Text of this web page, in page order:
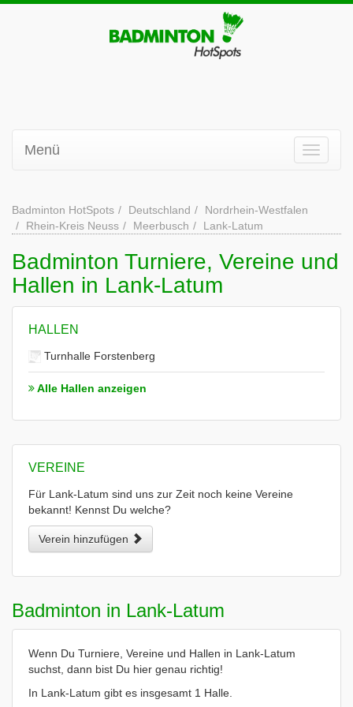
Menü
Badminton HotSpots Deutschland
Nordrhein-Westfalen
Rhein-Kreis Neuss
Meerbusch Lank-Latum
Badminton Turniere, Vereine und
Hallen in Lank-Latum
HALLEN
Turnhalle Forstenberg
Alle Hallen anzeigen
VEREINE
Für Lank-Latum sind uns zur Zeit noch keine Vereine
bekannt! Kennst Du welche?
Verein hinzufügen
Badminton in Lank-Latum
Wenn Du Turniere, Vereine und Hallen in Lank-Latum
suchst, dann bist Du hier genau richtig!
In Lank-Latum gibt es insgesamt 1 Halle.